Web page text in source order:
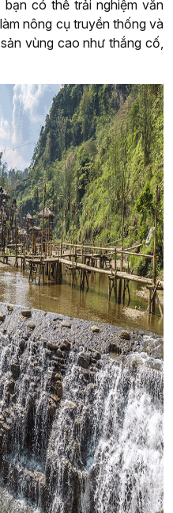
có thể trải nghiệm văn
nông cụ truyền thống và
vùng cao như thắng cố,